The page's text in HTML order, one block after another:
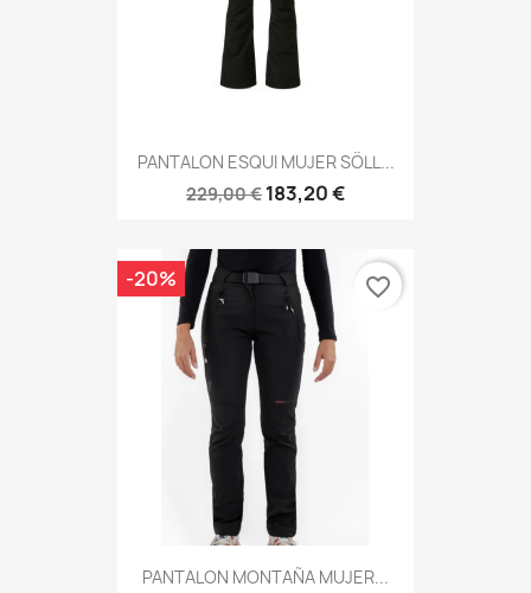
PANTALON ESQUI MUJER SÖLL...
229,00 € 183,20 €
PANTALON MONTAÑA MUJER...
-20% favorite_border